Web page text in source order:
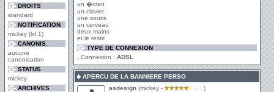
DROITS
standard
NOTIFICATION
mickey (lvl 1)
CANONIS.
aucune
canonisation
STATUS
mickey
ARCHIVES
un �cran
un clavier
une souris
un cerveau
deux mains
et le reste
TYPE DE CONNEXION
Connexion : ADSL
APERCU DE LA BANNIERE PERSO
asdesign (mickey -
)